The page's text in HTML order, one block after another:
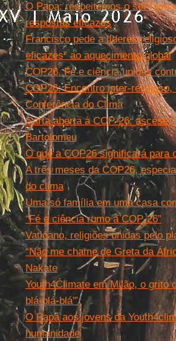
O Papa: respeitemos o ser
respostas eficazes
Francisco pede a líderes
eficazes” ao aquecimento global
COP26. Fé e ciência unidas
COP26: Encontro inter-
Conferência do Clima
Carta aberta à COP-26:
Bartolomeu
O que a COP26 significará para
A três meses da COP26,
do clima
Uma só família em uma casa
“Fé e ciência rumo à COP-26”
Vaticano, religiões unidas pelo
“Não me chame de Greta da
Nakate
Youth4Climate em Milão, o grito
blá-blá-blá'”
O Papa aos jovens da
humanidade